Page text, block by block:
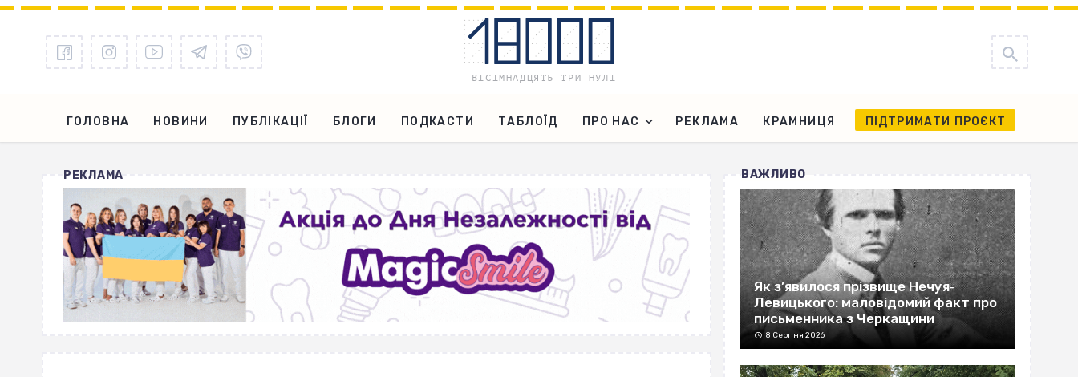
ГОЛОВНА НОВИНИ ПУБЛІКАЦІЇ БЛОГИ ПОДКАСТИ ТАБЛОЇД ПРО НАС РЕКЛАМА КРАМНИЦЯ ПІДТРИМАТИ ПРОЄКТ
РЕКЛАМА ВАЖЛИВО
Як з’явилося прізвище Нечуя‐
Левицького: маловідомий факт про
письменника з Черкащини
8 Серпня 2026